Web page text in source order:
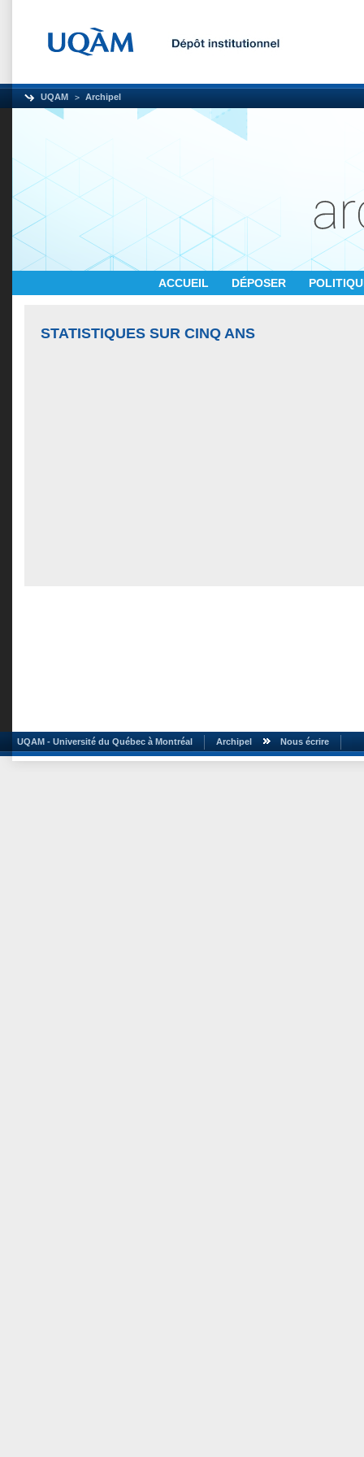
UQAM Archipel
ACCUEIL DÉPOSER
STATISTIQUES SUR CINQ ANS
UQAM - Université du Québec à Montréal Archipel Nous écrire